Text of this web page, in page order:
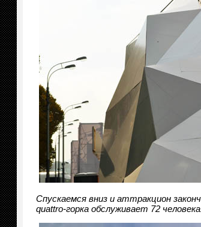
Спускаемся вниз и аттракцион
quattro-горка обслуживает 72